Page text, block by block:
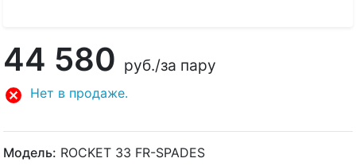
44 580 руб./за пару
Нет в продаже.
Модель: ROCKET 33 FR-SPADES